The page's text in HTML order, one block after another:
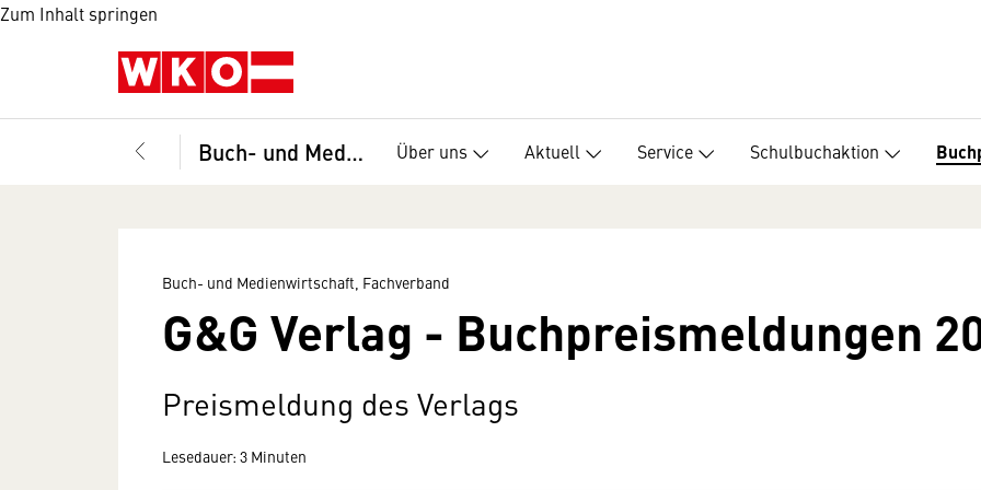
Zum Inhalt springen
Buch- und Medienwirtschaft, Fachverband Über uns Aktuell Service Schulbuchaktion
Buch- und Medienwirtschaft, Fachverband
G&G Verlag - Buchpreismeldungen
Preismeldung des Verlags
Lesedauer: 3 Minuten